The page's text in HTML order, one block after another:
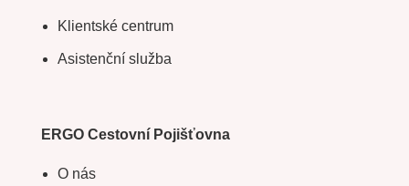
Klientské centrum
Asistenční služba
ERGO Cestovní Pojišťovna
O nás